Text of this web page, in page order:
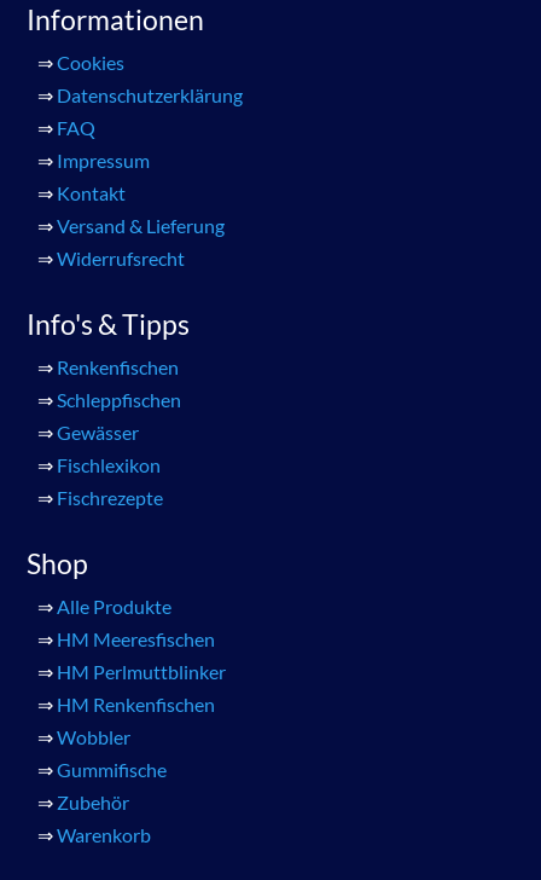
Informationen
⇒Cookies
⇒ Datenschutzerklärung
⇒ FAQ
⇒ Impressum
⇒ Kontakt
⇒Versand & Lieferung
⇒Widerrufsrecht
Info's & Tipps
⇒ Renkenfischen
⇒Schleppfischen
⇒Gewässer
⇒ Fischlexikon
⇒ Fischrezepte
Shop
⇒Alle Produkte
⇒ HM Meeresfischen
⇒ HM Perlmuttblinker
⇒ HM Renkenfischen
⇒Wobbler
⇒Gummifische
⇒ Zubehör
⇒Warenkorb